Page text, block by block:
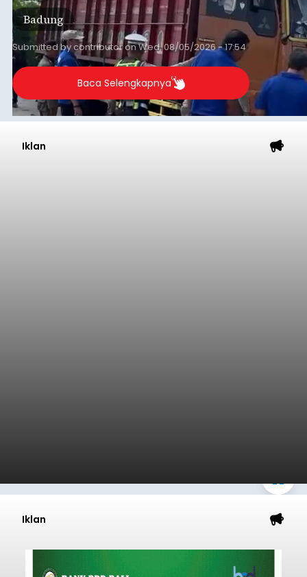
Badung
Submitted bycontributoronWed, 08/05/2026 - 17:54
Baca Selengkapnya
Iklan
Iklan